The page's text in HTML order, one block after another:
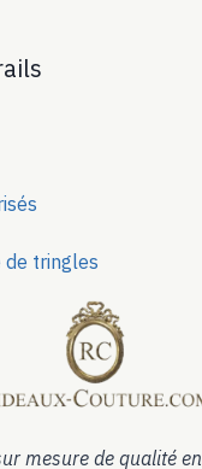
tringles
mesure de qualité